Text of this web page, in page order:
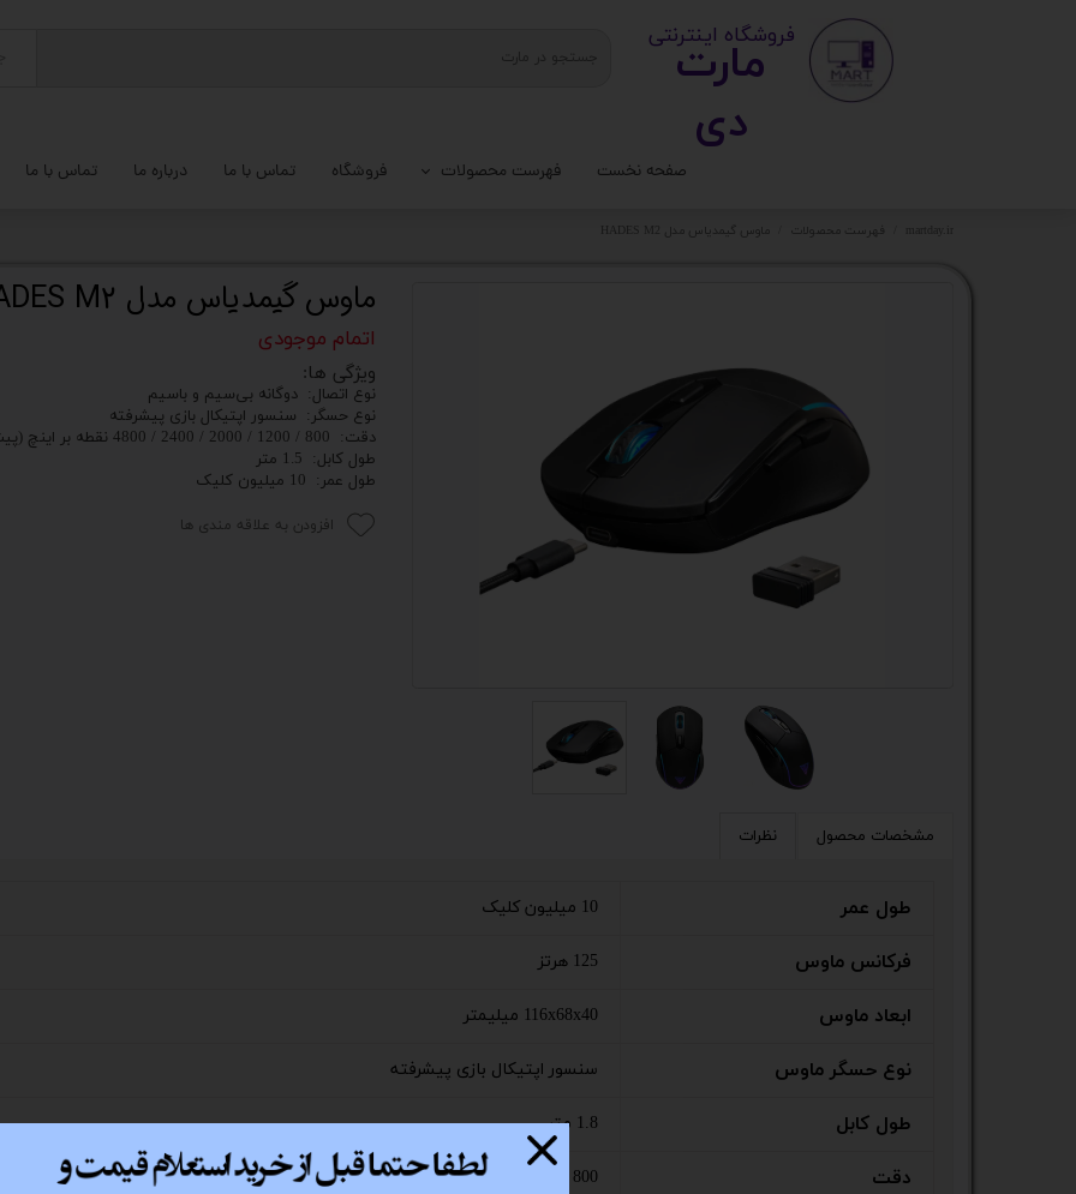
صفحه نخست فهرست محصولات
کامپیوتر رومیزی
کیس اداری
مینی کیس استوک
ستاپ کامل
فروشگاه تماس با ما درباره ما تماس با ما
مارت
دی​​​​​​
​ ​فروشگاه اینترنتی
martday.ir فهرست محصولات ماوس گیمدیاس مدل HADES M2
ماوس گیمدیاس مدل HADES M2
اتمام موجودی
ویژگی ها:
نوع اتصال: دوگانه بی‌سیم و باسیم
نوع حسگر: سنسور اپتیکال بازی پیشرفته
دقت: 800 / 1200 / 2000 / 2400 / 4800 نقطه بر اینچ (پیش فرض 1200)
طول کابل: 1.5 متر
طول عمر: 10 میلیون کلیک
افزودن به علاقه مندی ها
مشخصات محصول نظرات
طول عمر 10 میلیون کلیک
فرکانس ماوس 125 هرتز
ابعاد ماوس 116x68x40 میلیمتر
نوع حسگر ماوس سنسور اپتیکال بازی پیشرفته
طول کابل 1.8 متر
دقت 800 / 1200 / 2000 / 2400 / 4800 نقطه بر اینچ (پیش فرض 1200)